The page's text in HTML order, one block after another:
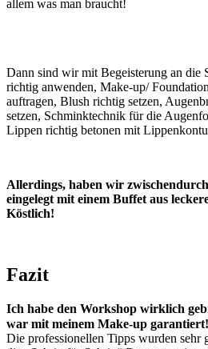
allem was man braucht!
Dann sind wir mit Begeisterung an die
richtig anwenden, Make-up/
auftragen, Blush richtig setzen,
setzen, Schminktechnik für die
Lippen richtig betonen mit
Allerdings, haben wir
eingelegt mit einem Buffet aus
Köstlich!
Fazit
Ich habe den Workshop wirklich
war mit meinem Make-up
Die professionellen Tipps wurden sehr